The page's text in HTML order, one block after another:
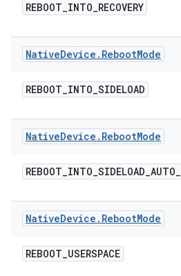
REBOOT_INTO_RECOVERY
NativeDevice . RebootMode
REBOOT_INTO_SIDELOAD
NativeDevice . RebootMode
REBOOT_INTO_SIDELOAD_AUTO_
NativeDevice . RebootMode
REBOOT_USERSPACE